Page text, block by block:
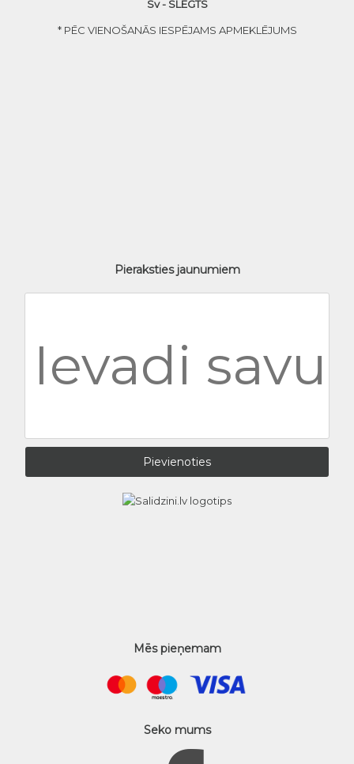
Sv - SLĒGTS
* PĒC VIENOŠANĀS IESPĒJAMS APMEKLĒJUMS
Pieraksties jaunumiem
Mēs pieņemam
Seko mums